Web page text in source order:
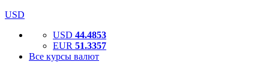
USD
USD 44.4853
EUR 51.3357
Все курсы валют